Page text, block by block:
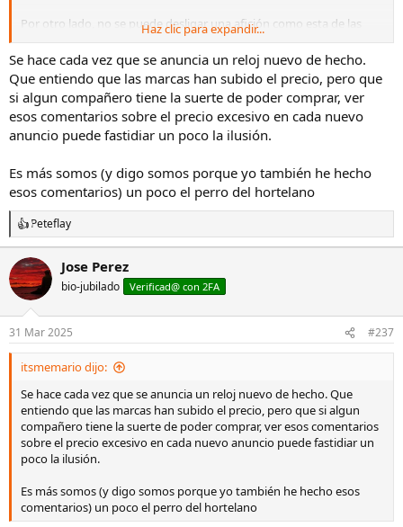
Por otro lado, no se puede desligar una afición como esta de las
motivaciones de compra, ya que esta afición no es para nada
racional, si no emocional. Otra cosa es juzgar esas motivaciones, por
supuesto, y es lo que se deve evitar.
Haz clic para expandir...
Se hace cada vez que se anuncia un reloj nuevo de hecho.
Que entiendo que las marcas han subido el precio, pero que
si algun compañero tiene la suerte de poder comprar, ver
esos comentarios sobre el precio excesivo en cada nuevo
anuncio puede fastidiar un poco la ilusión.
Es más somos (y digo somos porque yo también he hecho
esos comentarios) un poco el perro del hortelano
R
e
a
c
c
i
o
n
e
Peteflay
Jose Perez
bio-jubilado Verificad@ con 2FA
31 Mar 2025 #237
itsmemario dijo:
Se hace cada vez que se anuncia un reloj nuevo de hecho. Que
entiendo que las marcas han subido el precio, pero que si algun
compañero tiene la suerte de poder comprar, ver esos comentarios
sobre el precio excesivo en cada nuevo anuncio puede fastidiar un
poco la ilusión.
Es más somos (y digo somos porque yo también he hecho esos
comentarios) un poco el perro del hortelano